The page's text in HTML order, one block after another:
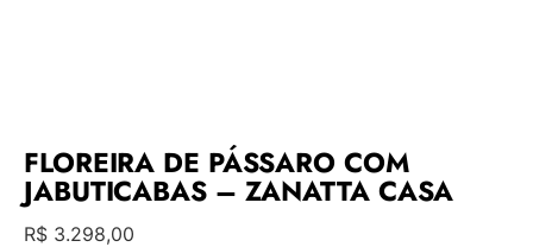
FLOREIRA DE PÁSSARO COM
JABUTICABAS – ZANATTA CASA
R$ 3.298,00